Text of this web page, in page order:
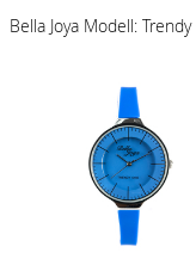
Bella Joya Modell: